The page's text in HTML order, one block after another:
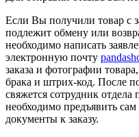
Если Вы получили товар с
подлежит обмену или
необходимо написать
электронную почту
заказа и фотографии
брака и штрих-код. После
свяжется сотрудник
необходимо предъявить
документы к заказу.